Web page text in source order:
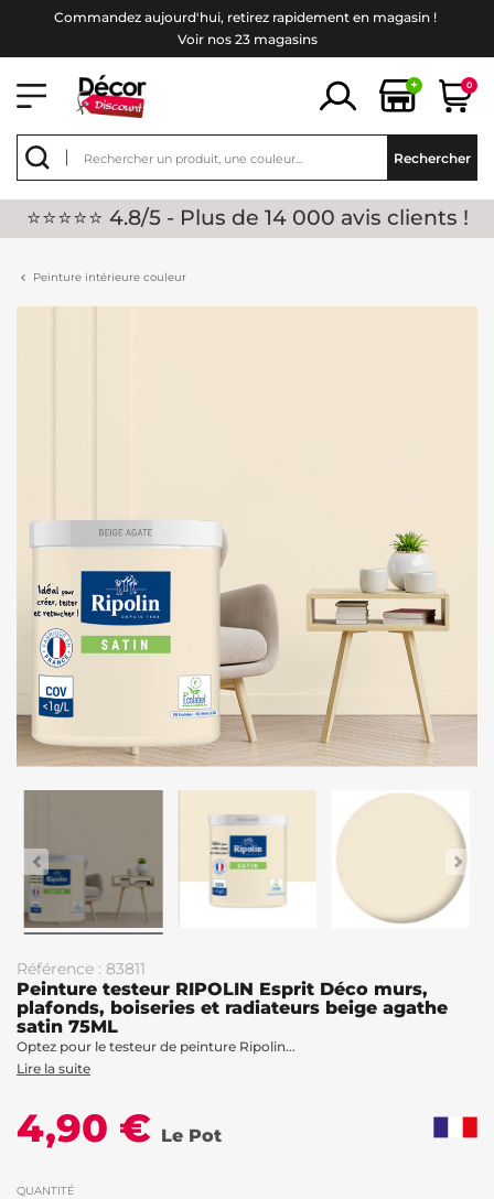
Commandez aujourd'hui, retirez rapidement en magasin !
Voir nos 23 magasins
+ 0
Rechercher
⭐⭐⭐⭐⭐ 4.8/5 - Plus de 14 000 avis clients !
Peinture intérieure couleur
Référence : 83811
Peinture testeur RIPOLIN Esprit Déco murs,
plafonds, boiseries et radiateurs beige agathe
satin 75ML
Optez pour le testeur de peinture Ripolin...
Lire la suite
4,90 € Le Pot
QUANTITÉ